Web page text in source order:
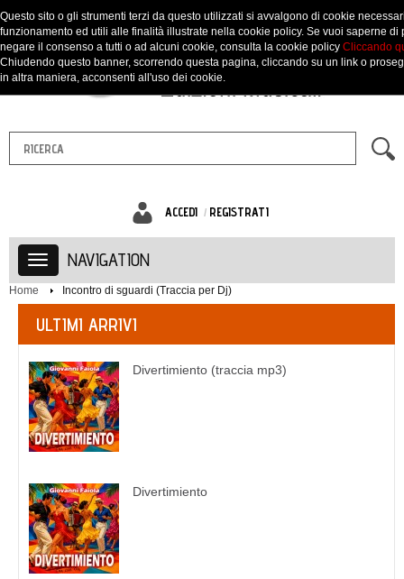
ACCEDI REGISTRATI
NAVIGATION
Home Incontro di sguardi (Traccia per Dj)
ULTIMI ARRIVI
Divertimiento (traccia mp3)
Divertimiento
Questo sito o gli strumenti terzi da questo utilizzati si avvalgono di cookie
funzionamento ed utili alle finalità illustrate nella cookie policy. Se vuoi saperne di
negare il consenso a tutti o ad alcuni cookie, consulta la cookie policy Cliccando
Chiudendo questo banner, scorrendo questa pagina, cliccando su un link o
in altra maniera, acconsenti all'uso dei cookie.